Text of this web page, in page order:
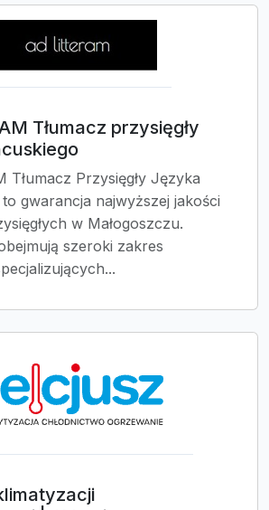
Tłumacz przysięgły
Tłumacz Przysięgły Języka
gwarancja najwyższej jakości
w Małogoszczu.
szeroki zakres